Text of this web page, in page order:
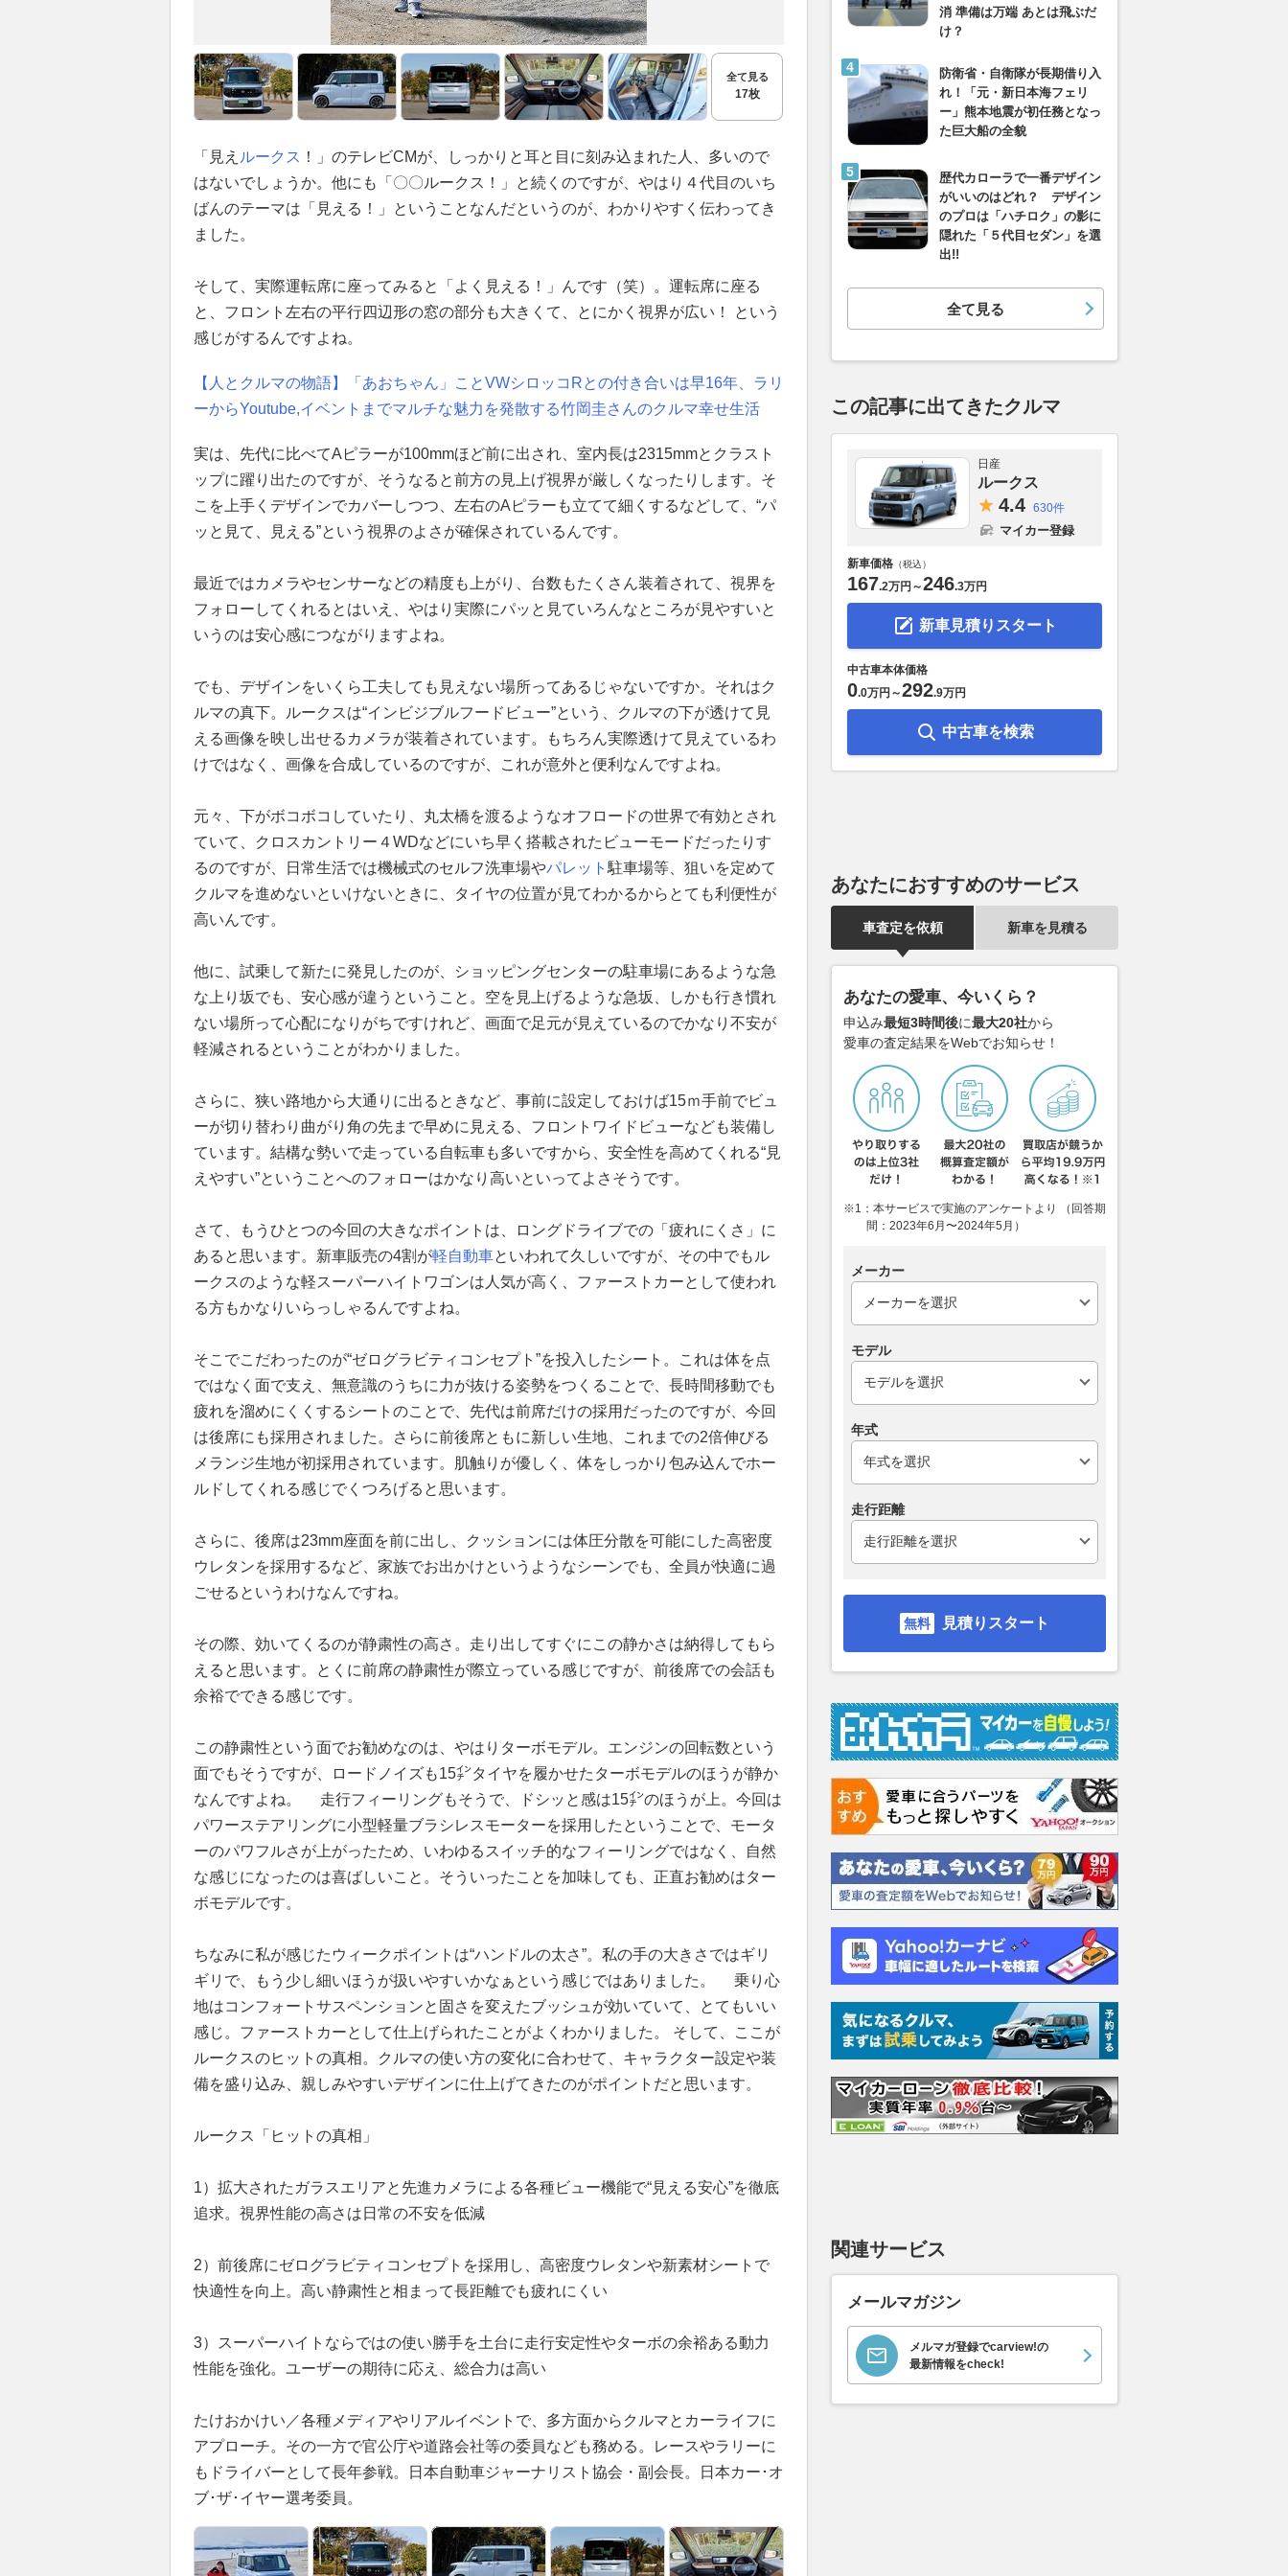
全て見る
17枚
「見え ルークス ！」のテレビCMが、しっかりと耳と目に刻み込まれた人、多いので
はないでしょうか。他にも「〇〇ルークス！」と続くのですが、やはり４代目のいち
ばんのテーマは「見える！」ということなんだというのが、わかりやすく伝わってき
ました。
そして、実際運転席に座ってみると「よく見える！」んです（笑）。運転席に座る
と、フロント左右の平行四辺形の窓の部分も大きくて、とにかく視界が広い！ という
感じがするんですよね。
【人とクルマの物語】「あおちゃん」ことVWシロッコRとの付き合いは早16年、ラリ
ーからYoutube,イベントまでマルチな魅力を発散する竹岡圭さんのクルマ幸せ生活
実は、先代に比べてAピラーが100mmほど前に出され、室内長は2315mmとクラスト
ップに躍り出たのですが、そうなると前方の見上げ視界が厳しくなったりします。そ
こを上手くデザインでカバーしつつ、左右のAピラーも立てて細くするなどして、“パ
ッと見て、見える”という視界のよさが確保されているんです。
最近ではカメラやセンサーなどの精度も上がり、台数もたくさん装着されて、視界を
フォローしてくれるとはいえ、やはり実際にパッと見ていろんなところが見やすいと
いうのは安心感につながりますよね。
でも、デザインをいくら工夫しても見えない場所ってあるじゃないですか。それはク
ルマの真下。ルークスは“インビジブルフードビュー”という、クルマの下が透けて見
える画像を映し出せるカメラが装着されています。もちろん実際透けて見えているわ
けではなく、画像を合成しているのですが、これが意外と便利なんですよね。
元々、下がボコボコしていたり、丸太橋を渡るようなオフロードの世界で有効とされ
ていて、クロスカントリー４WDなどにいち早く搭載されたビューモードだったりす
るのですが、日常生活では機械式のセルフ洗車場やパレット 駐車場等、狙いを定めて
クルマを進めないといけないときに、タイヤの位置が見てわかるからとても利便性が
高いんです。
他に、試乗して新たに発見したのが、ショッピングセンターの駐車場にあるような急
な上り坂でも、安心感が違うということ。空を見上げるような急坂、しかも行き慣れ
ない場所って心配になりがちですけれど、画面で足元が見えているのでかなり不安が
軽減されるということがわかりました。
さらに、狭い路地から大通りに出るときなど、事前に設定しておけば15ｍ手前でビュ
ーが切り替わり曲がり角の先まで早めに見える、フロントワイドビューなども装備し
ています。結構な勢いで走っている自転車も多いですから、安全性を高めてくれる“見
えやすい”ということへのフォローはかなり高いといってよさそうです。
さて、もうひとつの今回の大きなポイントは、ロングドライブでの「疲れにくさ」に
あると思います。新車販売の4割が軽自動車といわれて久しいですが、その中でもル
ークスのような軽スーパーハイトワゴンは人気が高く、ファーストカーとして使われ
る方もかなりいらっしゃるんですよね。
そこでこだわったのが“ゼログラビティコンセプト”を投入したシート。これは体を点
ではなく面で支え、無意識のうちに力が抜ける姿勢をつくることで、長時間移動でも
疲れを溜めにくくするシートのことで、先代は前席だけの採用だったのですが、今回
は後席にも採用されました。さらに前後席ともに新しい生地、これまでの2倍伸びる
メランジ生地が初採用されています。肌触りが優しく、体をしっかり包み込んでホー
ルドしてくれる感じでくつろげると思います。
さらに、後席は23mm座面を前に出し、クッションには体圧分散を可能にした高密度
ウレタンを採用するなど、家族でお出かけというようなシーンでも、全員が快適に過
ごせるというわけなんですね。
その際、効いてくるのが静粛性の高さ。走り出してすぐにこの静かさは納得してもら
えると思います。とくに前席の静粛性が際立っている感じですが、前後席での会話も
余裕でできる感じです。
この静粛性という面でお勧めなのは、やはりターボモデル。エンジンの回転数という
面でもそうですが、ロードノイズも15㌅タイヤを履かせたターボモデルのほうが静か
なんですよね。 走行フィーリングもそうで、ドシッと感は15㌅のほうが上。今回は
パワーステアリングに小型軽量ブラシレスモーターを採用したということで、モータ
ーのパワフルさが上がったため、いわゆるスイッチ的なフィーリングではなく、自然
な感じになったのは喜ばしいこと。そういったことを加味しても、正直お勧めはター
ボモデルです。
ちなみに私が感じたウィークポイントは“ハンドルの太さ”。私の手の大きさではギリ
ギリで、もう少し細いほうが扱いやすいかなぁという感じではありました。 乗り心
地はコンフォートサスペンションと固さを変えたブッシュが効いていて、とてもいい
感じ。ファーストカーとして仕上げられたことがよくわかりました。 そして、ここが
ルークスのヒットの真相。クルマの使い方の変化に合わせて、キャラクター設定や装
備を盛り込み、親しみやすいデザインに仕上げてきたのがポイントだと思います。
ルークス「ヒットの真相」
1）拡大されたガラスエリアと先進カメラによる各種ビュー機能で“見える安心”を徹底
追求。視界性能の高さは日常の不安を低減
2）前後席にゼログラビティコンセプトを採用し、高密度ウレタンや新素材シートで
快適性を向上。高い静粛性と相まって長距離でも疲れにくい
3）スーパーハイトならではの使い勝手を土台に走行安定性やターボの余裕ある動力
性能を強化。ユーザーの期待に応え、総合力は高い
たけおかけい／各種メディアやリアルイベントで、多方面からクルマとカーライフに
アプローチ。その一方で官公庁や道路会社等の委員なども務める。レースやラリーに
もドライバーとして長年参戦。日本自動車ジャーナリスト協会・副会長。日本カー･オ
ブ･ザ･イヤー選考委員。
消 準備は万端 あとは飛ぶだ
け？
防衛省・自衛隊が長期借り入
れ！「元・新日本海フェリ
ー」熊本地震が初任務となっ
た巨大船の全貌
歴代カローラで一番デザイン
がいいのはどれ？ デザイン
のプロは「ハチロク」の影に
隠れた「５代目セダン」を選
出!!
全て見る
この記事に出てきたクルマ
日産
ルークス
4.4 630件
マイカー登録
新車価格 （税込）
167.2万円 ～246.3万円
新車見積りスタート
中古車本体価格
0.0万円 ～292.9万円
中古車を検索
あなたにおすすめのサービス
車査定を依頼 新車を見積る
あなたの愛車、今いくら？
申込み最短3時間後に最大20社から
愛車の査定結果をWebでお知らせ！
※1：本サービスで実施のアンケートより （回答期
間：2023年6月〜2024年5月）
メーカー
モデル
年式
走行距離
見積りスタート
関連サービス
メールマガジン
メルマガ登録でcarview!の
最新情報をcheck!